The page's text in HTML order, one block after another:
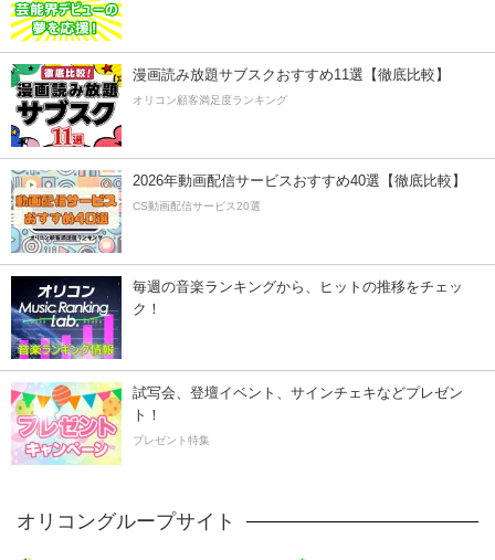
漫画読み放題サブスクおすすめ11選【徹底比較】
オリコン顧客満足度ランキング
2026年動画配信サービスおすすめ40選【徹底比較】
CS動画配信サービス20選
毎週の音楽ランキングから、ヒットの推移をチェッ
ク！
試写会、登壇イベント、サインチェキなどプレゼン
ト！
プレゼント特集
オリコングループサイト